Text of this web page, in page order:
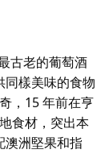
古老的葡萄酒
同樣美味的食物
，15 年前在亨
食材，突出本
澳洲堅果和指